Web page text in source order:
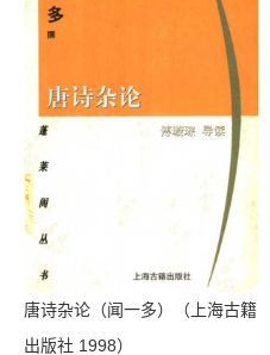
唐诗杂论（闻一多）（上海古籍
出版社 1998）